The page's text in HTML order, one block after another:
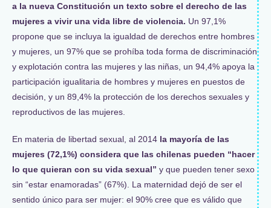
a la nueva Constitución un texto sobre el derecho de las
mujeres a vivir una vida libre de violencia. Un 97,1%
propone que se incluya la igualdad de derechos entre hombres
y mujeres, un 97% que se prohíba toda forma de discriminación
y explotación contra las mujeres y las niñas, un 94,4% apoya la
participación igualitaria de hombres y mujeres en puestos de
decisión, y un 89,4% la protección de los derechos sexuales y
reproductivos de las mujeres.
En materia de libertad sexual, al 2014 la mayoría de las
mujeres (72,1%) considera que las chilenas pueden “hacer
lo que quieran con su vida sexual” y que pueden tener sexo
sin “estar enamoradas” (67%). La maternidad dejó de ser el
sentido único para ser mujer: el 90% cree que es válido que